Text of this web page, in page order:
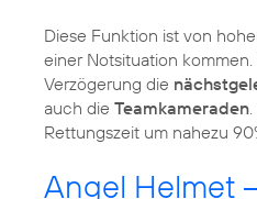
Diese Funktion ist von
einer Notsituation
Verzögerung die
auch die Teamkameraden
Rettungszeit um nahezu
Angel Helmet